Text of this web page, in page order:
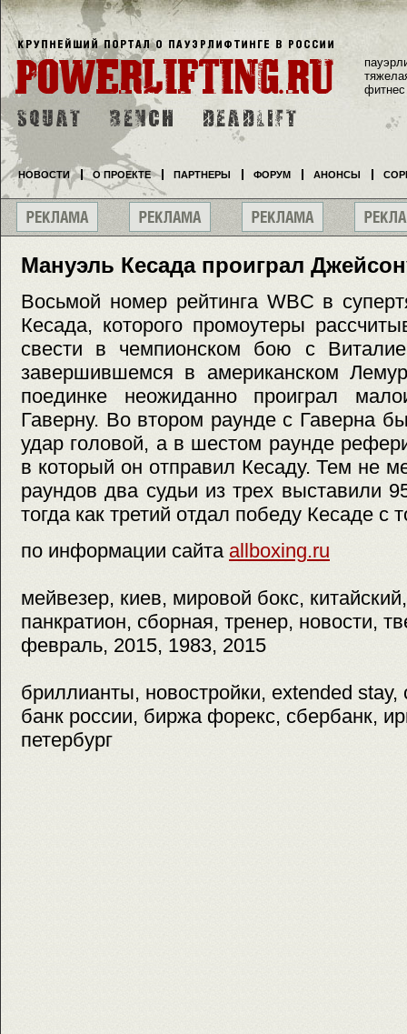
Мануэль Кесада проиграл
Восьмой номер рейтинга WBC в
Кесада, которого промоутеры
свести в чемпионском бою с
завершившемся в американском
поединке неожиданно проиграл
Гаверну. Во втором раунде с Гаверна
удар головой, а в шестом раунде
в который он отправил Кесаду. Тем не
раундов два судьи из трех выставили
тогда как третий отдал победу Кесаде с
по информации сайта allboxing.ru
мейвезер, киев, мировой бокс,
панкратион, сборная, тренер, новости,
февраль, 2015, 1983, 2015
бриллианты, новостройки, extended
банк россии, биржа форекс, сбербанк,
петербург
фитнес
НОВОСТИ О ПРОЕКТЕ ПАРТНЕРЫ ФОРУМ АНОНСЫ